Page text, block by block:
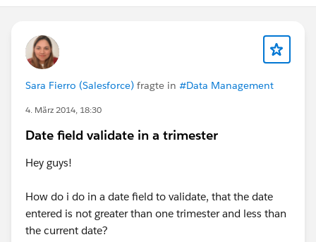
Sara Fierro (Salesforce) fragte in #Data Management
4. März 2014, 18:30
Date field validate in a trimester
Hey guys!
How do i do in a date field to validate, that the date
entered is not greater than one trimester and less than
the current date?